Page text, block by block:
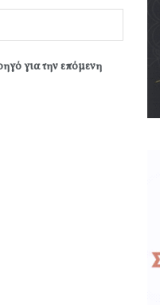
για την επόμενη